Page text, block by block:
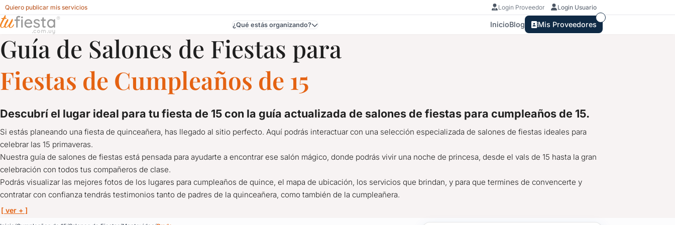
Quiero publicar mis servicios Login Proveedor Login Usuario
Salones de Fiestas para Cumpleaños de 15 en Prado, Montevideo
¿Qué estás organizando? InicioBlog Mis Proveedores
Guía de Salones de Fiestas para
Fiestas de Cumpleaños de 15
descubrí el lugar ideal para tu fiesta de 15 con la guía actualizada de salones de fiestas para cumpleaños de 15.
Si estás planeando una fiesta de quinceañera, has llegado al sitio perfecto. Aquí podrás interactuar con una selección especializada de salones de fiestas ideales para
celebrar las 15 primaveras.
Nuestra guía de salones de fiestas está pensada para ayudarte a encontrar ese salón mágico, donde podrás vivir una noche de princesa, desde el vals de 15 hasta la gran
celebración con todos tus compañeros de clase.
Podrás visualizar las mejores fotos de los lugares para cumpleaños de quince, el mapa de ubicación, los servicios que brindan, y para que termines de convencerte y
contratar con confianza tendrás testimonios tanto de padres de la quinceañera, como también de la cumpleañera.
[ ver + ]